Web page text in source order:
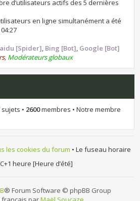
d’utilisateurs actifs des 5 dernières
en ligne simultanément a été
[Spider], Bing [Bot], Google [Bot]
, Modérateurs globaux
sujets • 2600membres • Notre membre
les cookies du forum • Le fuseau horaire
heure [Heure d’été]
® Forum Software © phpBB Group